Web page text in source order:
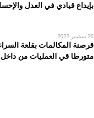
بإيداع قيادي في العدل
20 سبتمبر 2022
قرصنة المكالمات بقلعة
متورطا قي العمليات من